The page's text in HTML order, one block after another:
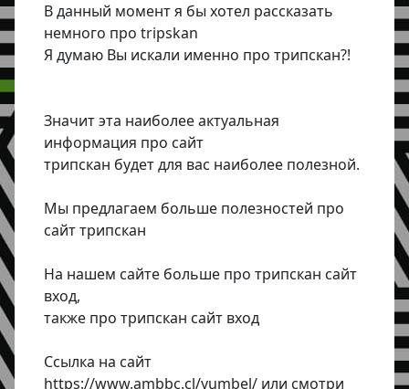
В данный момент я бы хотел рассказать
немного про tripskan
Я думаю Вы искали именно про трипскан?!
Значит эта наиболее актуальная
информация про сайт
трипскан будет для вас наиболее полезной.
Мы предлагаем больше полезностей про
сайт трипскан
На нашем сайте больше про трипскан сайт
вход,
также про трипскан сайт вход
Ссылка на сайт
https://www.ambbc.cl/yumbel/ или смотри